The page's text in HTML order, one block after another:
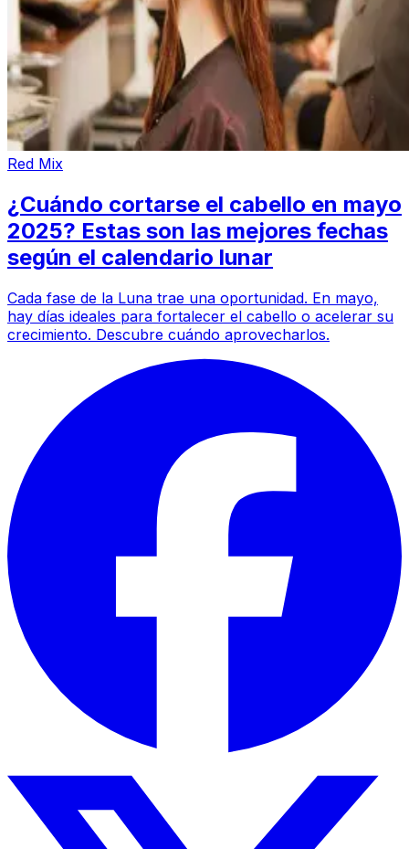
Red Mix
¿Cuándo cortarse el cabello en mayo
2025? Estas son las mejores fechas
según el calendario lunar
Cada fase de la Luna trae una oportunidad. En mayo,
hay días ideales para fortalecer el cabello o acelerar su
crecimiento. Descubre cuándo aprovecharlos.